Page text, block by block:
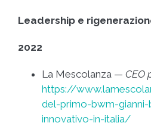
Leadership e
2022
La Mescolanza — CEO
https://
del-primo-bwm-
innovativo-in-italia/